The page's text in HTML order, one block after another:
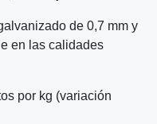
de 0,7 mm y
en las calidades
por kg (variación